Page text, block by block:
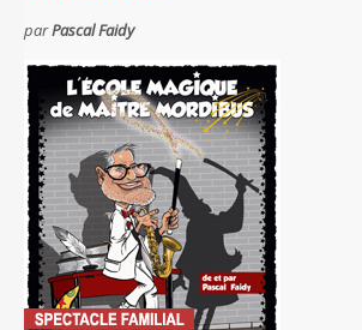
parPascal Faidy